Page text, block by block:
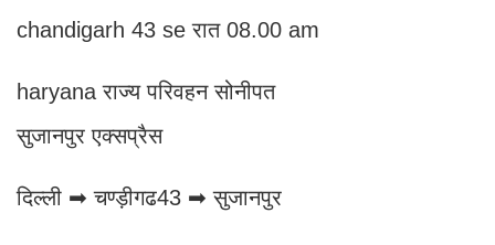
chandigarh 43 se रात 08.00 am
haryana राज्य परिवहन सोनीपत
सुजानपुर एक्सप्रैस
दिल्ली ➡ चण्ड़ीगढ43 ➡ सुजानपुर